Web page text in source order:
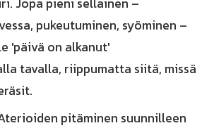
pukeutuminen, syöminen –
'päivä on alkanut'
tavalla, riippumatta siitä, missä
pitäminen suunnilleen